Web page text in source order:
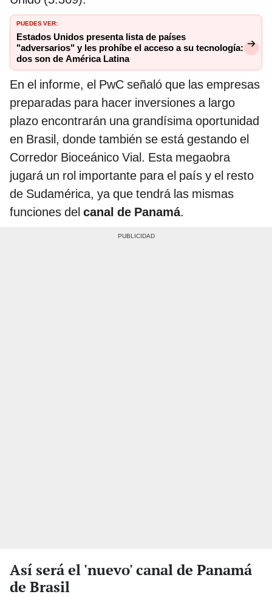
PUEDES VER:
Estados Unidos presenta lista de países
"adversarios" y les prohíbe el acceso a su tecnología:
dos son de América Latina
En el informe, el PwC señaló que las empresas
preparadas para hacer inversiones a largo
plazo encontrarán una grandísima oportunidad
en Brasil, donde también se está gestando el
Corredor Bioceánico Vial. Esta megaobra
jugará un rol importante para el país y el resto
de Sudamérica, ya que tendrá las mismas
funciones del canal de Panamá.
Así será el 'nuevo' canal de Panamá
de Brasil